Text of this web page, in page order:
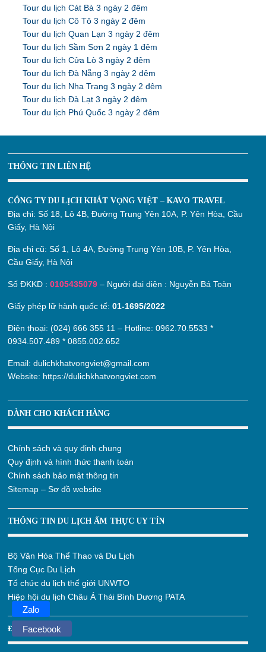
Tour du lịch Cát Bà 3 ngày 2 đêm
Tour du lịch Cô Tô 3 ngày 2 đêm
Tour du lịch Quan Lạn 3 ngày 2 đêm
Tour du lịch Sầm Sơn 2 ngày 1 đêm
Tour du lịch Cửa Lò 3 ngày 2 đêm
Tour du lịch Đà Nẵng 3 ngày 2 đêm
Tour du lịch Nha Trang 3 ngày 2 đêm
Tour du lịch Đà Lạt 3 ngày 2 đêm
Tour du lịch Phú Quốc 3 ngày 2 đêm
THÔNG TIN LIÊN HỆ
CÔNG TY DU LỊCH KHÁT VỌNG VIỆT – KAVO TRAVEL
Địa chỉ:Số 18, Lô 4B, Đường Trung Yên 10A, P. Yên Hòa, Cầu
Giấy, Hà Nội
Địa chỉ cũ:Số 1, Lô 4A, Đường Trung Yên 10B, P. Yên Hòa,
Cầu Giấy, Hà Nội
Số ĐKKD :0105435079 – Người đại diện : Nguyễn Bá Toàn
Giấy phép lữ hành quốc tế:01-1695/2022
Điện thoại: (024) 666 355 11 – Hotline:0962.70.5533 *
0934.507.489 *0855.002.652
Email:dulichkhatvongviet@gmail.com
Website: https://dulichkhatvongviet.com
DÀNH CHO KHÁCH HÀNG
Chính sách và quy định chung
Quy định và hình thức thanh toán
Chính sách bảo mật thông tin
Sitemap – Sơ đồ website
THÔNG TIN DU LỊCH ẨM THỰC UY TÍN
Bộ Văn Hóa Thể Thao và Du Lịch
Tổng Cục Du Lịch
Tổ chức du lịch thế giới UNWTO
Hiệp hội du lịch Châu Á Thái Bình Dương PATA
ĐỊA CHỈ MAPS
Zalo
Facebook